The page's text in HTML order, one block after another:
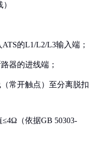
的L1/L2/L3输入端；
器的进线端；
常开触点）至分离脱扣
≤4Ω（依据GB 50303-